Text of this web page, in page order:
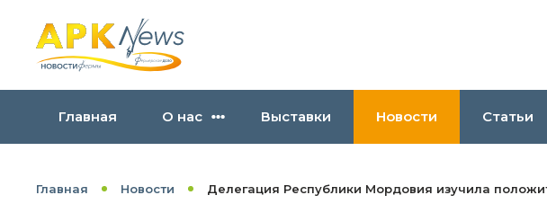
Главная О нас Выставки Новости Статьи
Главная Новости Делегация Республики Мордовия изучила